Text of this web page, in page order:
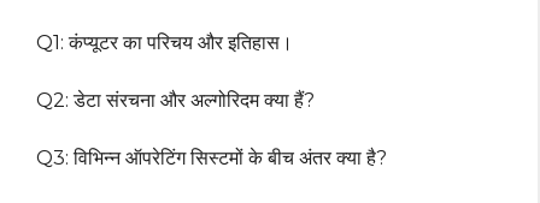
Q1: कंप्यूटर का परिचय और इतिहास।
Q2: डेटा संरचना और अल्गोरिदम क्या हैं?
Q3: विभिन्न ऑपरेटिंग सिस्टमों के बीच अंतर क्या है?